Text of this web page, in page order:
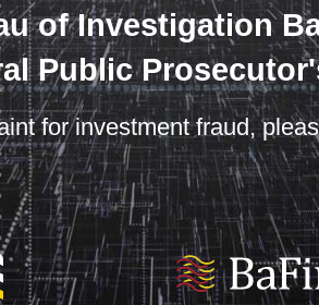
of Investigation
Public
for investment fraud,